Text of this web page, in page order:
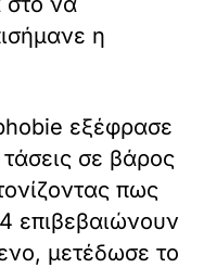
article/
.